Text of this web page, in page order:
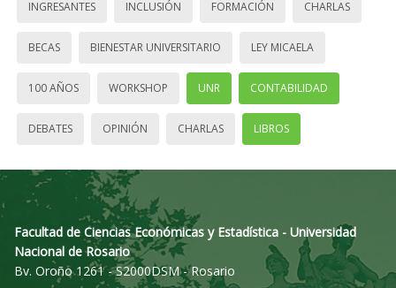
INGRESANTES INCLUSIÓN FORMACIÓN CHARLAS
BECAS BIENESTAR UNIVERSITARIO LEY MICAELA
100 AÑOS WORKSHOP UNR CONTABILIDAD
DEBATES OPINIÓN CHARLAS LIBROS
Facultad de Ciencias Económicas y Estadística - Universidad
Nacional de Rosario
Bv. Oroño 1261 - S2000DSM - Rosario